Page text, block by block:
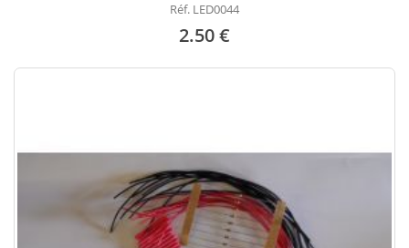
Réf. LED0044
2.50 €